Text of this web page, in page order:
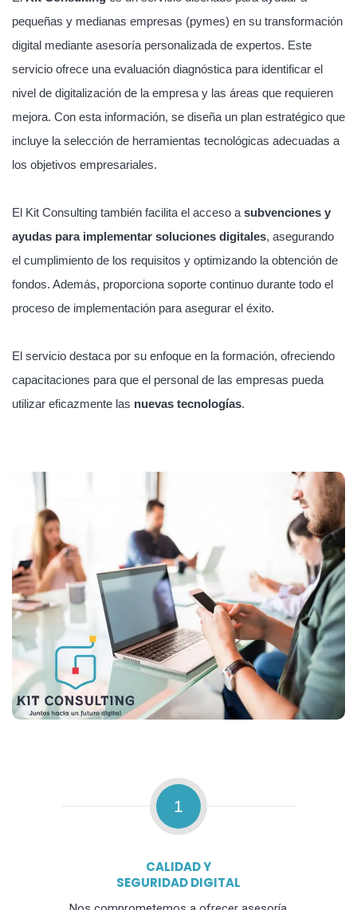
pequeñas y medianas empresas (pymes) en su transformación
digital mediante asesoría personalizada de expertos. Este
servicio ofrece una evaluación diagnóstica para identificar el
nivel de digitalización de la empresa y las áreas que requieren
mejora. Con esta información, se diseña un plan estratégico que
incluye la selección de herramientas tecnológicas adecuadas a
los objetivos empresariales.
El Kit Consulting también facilita el acceso a subvenciones y
ayudas para implementar soluciones digitales, asegurando
el cumplimiento de los requisitos y optimizando la obtención de
fondos. Además, proporciona soporte continuo durante todo el
proceso de implementación para asegurar el éxito.
El servicio destaca por su enfoque en la formación, ofreciendo
capacitaciones para que el personal de las empresas pueda
utilizar eficazmente las nuevas tecnologías.
1
CALIDAD Y
SEGURIDAD DIGITAL